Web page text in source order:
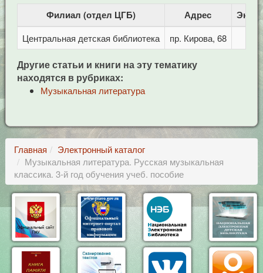
Филиал (отдел ЦГБ) Адрес
Центральная детская библиотека пр. Кирова, 68
Другие статьи и книги на эту тематику
находятся в рубриках:
Музыкальная литература
Главная
Электронный каталог
Музыкальная литература. Русская музыкальная
классика. 3-й год обучения учеб. пособие